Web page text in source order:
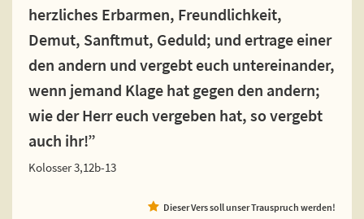
herzliches Erbarmen, Freundlichkeit,
Demut, Sanftmut, Geduld; und ertrage einer
den andern und vergebt euch untereinander,
wenn jemand Klage hat gegen den andern;
wie der Herr euch vergeben hat, so vergebt
auch ihr!”
Kolosser 3,12b-13
Dieser Vers soll unser Trauspruch werden!